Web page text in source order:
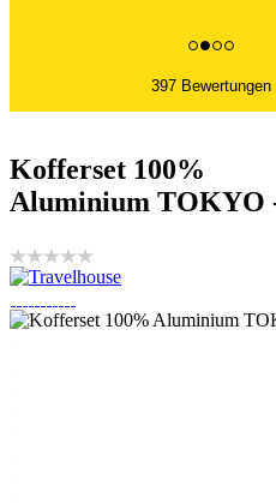
397 Bewertungen
Kofferset 100%
Aluminium TOKYO